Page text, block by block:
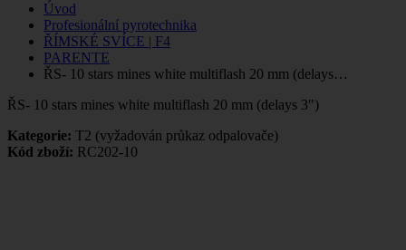
Úvod
Profesionální pyrotechnika
ŘÍMSKÉ SVÍCE | F4
PARENTE
ŘS- 10 stars mines white multiflash 20 mm (delays…
ŘS- 10 stars mines white multiflash 20 mm (delays 3")
Kategorie: T2 (vyžadován průkaz odpalovače)
Kód zboží: RC202-10